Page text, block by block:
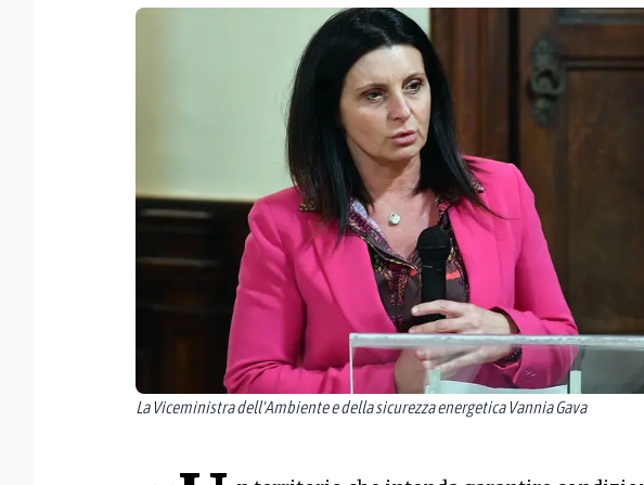
La Viceministra dell'Ambiente e della sicurezza energetica Vannia Gava